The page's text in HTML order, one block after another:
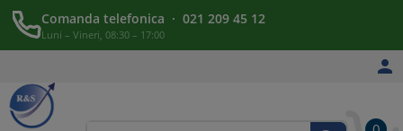
Comanda telefonica · 021 209 45 12
Luni – Vineri, 08:30 – 17:00
